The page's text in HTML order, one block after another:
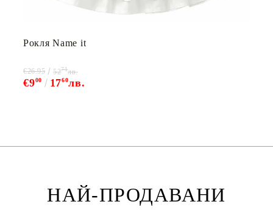
Рокля Name it
€900 1760лв.
€26.95 5271лв.
НАЙ-ПРОДАВАНИ